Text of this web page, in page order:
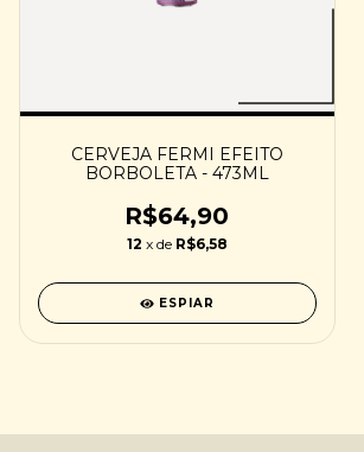
CERVEJA FERMI EFEITO
BORBOLETA - 473ML
R$64,90
12 x de R$6,58
ESPIAR